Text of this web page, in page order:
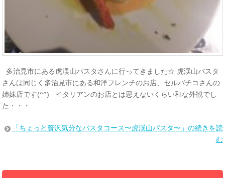
多治見市にある虎渓山パスタさんに行ってきました☆ 虎渓山パスタ
さんは同じく多治見市にある和洋フレンチのお店、セルバチコさんの
姉妹店です(^^) イタリアンのお店とは思えないくらい和な外観でし
た・・・
「ちょっと贅沢気分なパスタコース〜虎渓山パスタ〜」の続きを読
む